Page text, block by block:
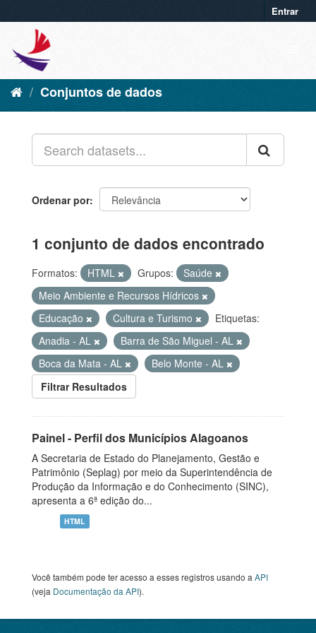
Entrar
Conjuntos de dados
Ordenar por
1 conjunto de dados encontrado
Formatos: HTML Grupos:
Saúde
Meio Ambiente e Recursos Hídricos
Educação
Cultura e Turismo
Etiquetas:
Anadia - AL
Barra de São Miguel - AL
Boca da Mata - AL
Belo Monte - AL
Filtrar Resultados
Painel - Perfil dos Municípios Alagoanos
A Secretaria de Estado do Planejamento, Gestão e
Patrimônio (Seplag) por meio da Superintendência de
Produção da Informação e do Conhecimento (SINC),
apresenta a 6ª edição do...
HTML
Você também pode ter acesso a esses registros usando a API
(veja Documentação da API).